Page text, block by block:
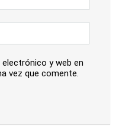
y web en
vez que comente.